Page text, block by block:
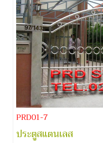
PRD01-7
ประตูสแตนเลส